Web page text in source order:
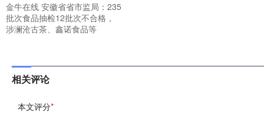
金牛在线 安徽省省市监局：235
批次食品抽检12批次不合格，
涉澜沧古茶、鑫诺食品等
相关评论
本文评分*